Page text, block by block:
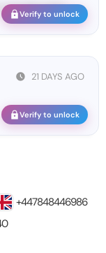
••• •••••• ••••••
Verify to unlock
21 DAYS AGO
Verify to unlock
+447848446986